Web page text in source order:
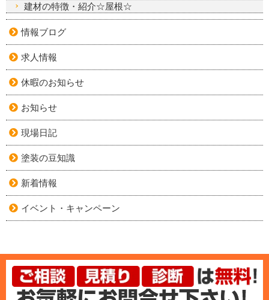
建材の特徴・紹介☆屋根☆
情報ブログ
求人情報
休暇のお知らせ
お知らせ
現場日記
塗装の豆知識
新着情報
イベント・キャンペーン